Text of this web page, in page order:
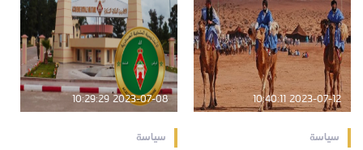
2023-07-12 10:40:11
سياسة
2023-07-08 10:29:29
سياسة